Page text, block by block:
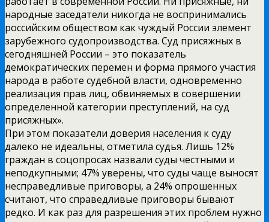
народные заседатели никогда не воспринимались
российским обществом как чуждый России элемент
зарубежного судопроизводства. Суд присяжных в
сегодняшней России – это показатель
демократических перемен и форма прямого участия
народа в работе судебной власти, одновременно
реализация прав лиц, обвиняемых в совершении
определенной категории преступлений, на суд
присяжных».
При этом показатели доверия населения к суду
далеко не идеальны, отметила судья. Лишь 12%
граждан в соцопросах назвали суды честными и
неподкупными; 47% уверены, что суды чаще выносят
несправедливые приговоры, а 24% опрошенных
считают, что справедливые приговоры бывают
редко. И как раз для разрешения этих проблем нужно